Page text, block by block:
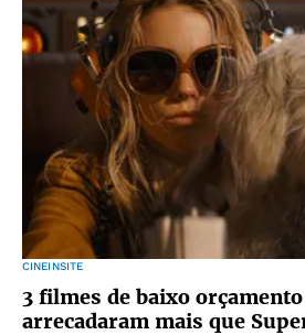
CINEINSITE
3 filmes de baixo
arrecadaram mais que